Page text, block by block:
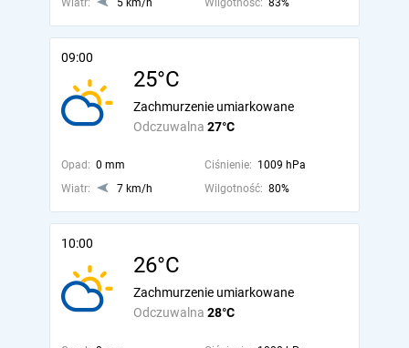
Wiatr:
5 km/h Wilgotność: 83%
09:00
25°C
Odczuwalna 27°C
Zachmurzenie umiarkowane
Opad: 0 mm Ciśnienie: 1009 hPa
Wiatr:
7 km/h Wilgotność: 80%
10:00
26°C
Odczuwalna 28°C
Zachmurzenie umiarkowane